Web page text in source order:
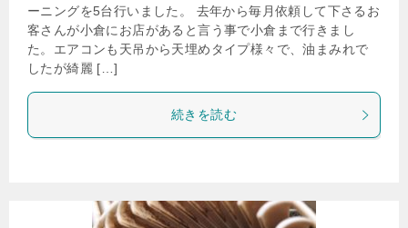
ーニングを5台行いました。 去年から毎月依頼して下さるお
客さんが小倉にお店があると言う事で小倉まで行きまし
た。エアコンも天吊から天埋めタイプ様々で、油まみれで
したが綺麗 […]
続きを読む